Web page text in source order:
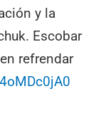
y la
Escobar
refrendar